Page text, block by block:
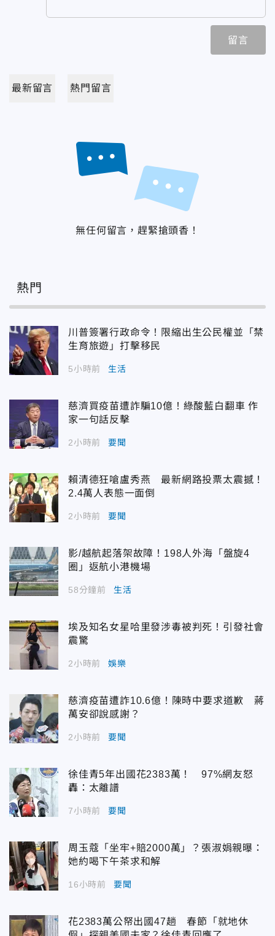
留言
最新留言 熱門留言
無任何留言，趕緊搶頭香！
熱門
川普簽署行政命令！限縮出生公民權並「禁
生育旅遊」打擊移民
5小時前 生活
慈濟買疫苗遭詐騙10億！綠酸藍白翻車 作
家一句話反擊
2小時前 要聞
賴清德狂嗆盧秀燕 最新網路投票太震撼！
2.4萬人表態一面倒
2小時前 要聞
影/越航起落架故障！198人外海「盤旋4
圈」返航小港機場
58分鐘前 生活
埃及知名女星哈里發涉毒被判死！引發社會
震驚
2小時前 娛樂
慈濟疫苗遭詐10.6億！陳時中要求道歉 蔣
萬安卻說感謝？
2小時前 要聞
徐佳青5年出國花2383萬！ 97%網友怒
轟：太離譜
7小時前 要聞
周玉蔻「坐牢+賠2000萬」？張淑娟親曝：
她約喝下午茶求和解
16小時前 要聞
花2383萬公帑出國47趟 春節「就地休